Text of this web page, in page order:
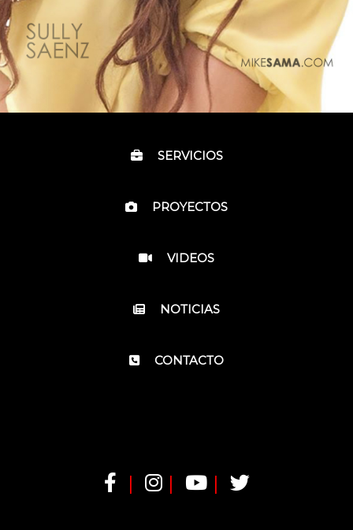
SERVICIOS
PROYECTOS
VIDEOS
NOTICIAS
CONTACTO
| | |